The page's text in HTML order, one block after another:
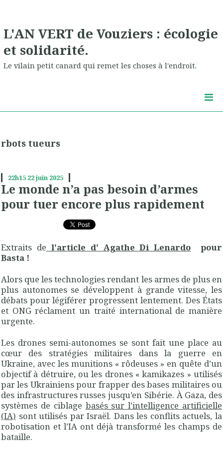
L'AN VERT de Vouziers : écologie
et solidarité.
Le vilain petit canard qui remet les choses à l'endroit.
rbots tueurs
22h15 22juin 2025
Le monde n’a pas besoin d’armes
pour tuer encore plus rapidement
Extraits de l'article d' Agathe Di Lenardo pour
Basta !
Alors que les technologies rendant les armes de plus en
plus autonomes se développent à grande vitesse, les
débats pour légiférer progressent lentement. Des États
et ONG réclament un traité international de manière
urgente.
Les drones semi-autonomes se sont fait une place au
cœur des stratégies militaires dans la guerre en
Ukraine, avec les munitions « rôdeuses » en quête d’un
objectif à détruire, ou les drones « kamikazes » utilisés
par les Ukrainiens pour frapper des bases militaires ou
des infrastructures russes jusqu’en Sibérie. À Gaza, des
systèmes de ciblage basés sur l’intelligence artificielle
(IA) sont utilisés par Israël. Dans les conflits actuels, la
robotisation et l’IA ont déjà transformé les champs de
bataille.